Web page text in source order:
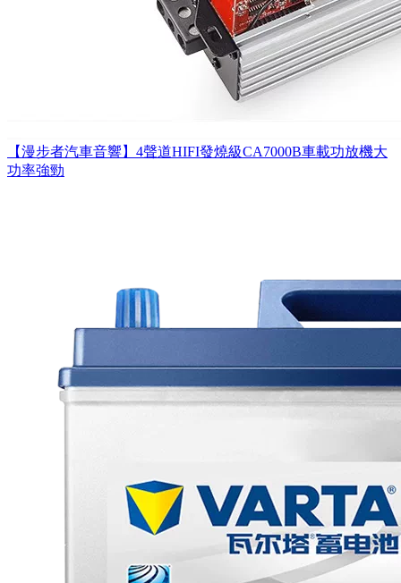
【漫步者汽車音響】4聲道HIFI發燒級CA7000B車載功放機大
功率強勁